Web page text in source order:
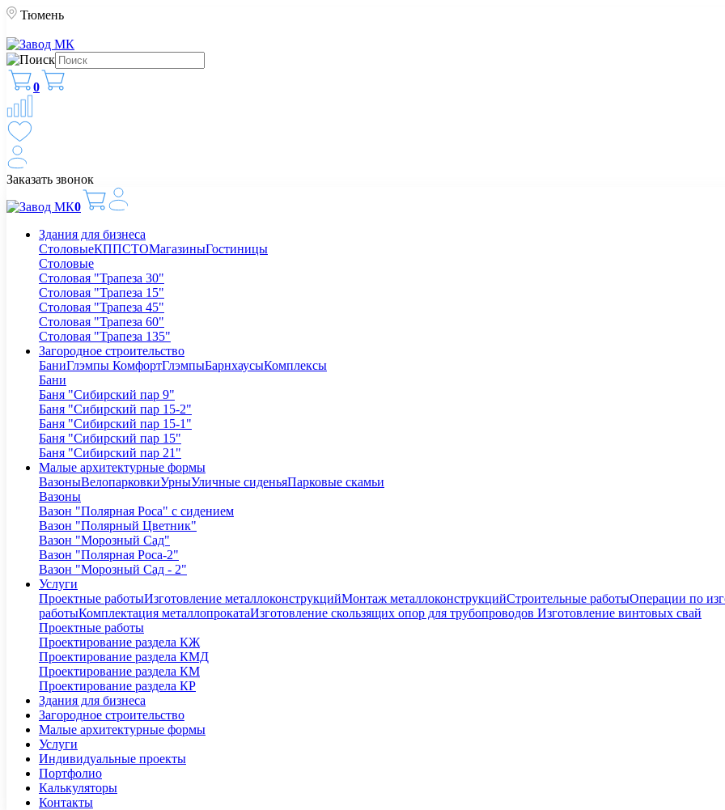
Тюмень
0
Заказать звонок
0
Здания для бизнеса
СтоловыеКППСТОМагазиныГостиницы
Столовые
Столовая "Трапеза 30"
Столовая "Трапеза 15"
Столовая "Трапеза 45"
Столовая "Трапеза 60"
Столовая "Трапеза 135"
Загородное строительство
БаниГлэмпы КомфортГлэмпыБарнхаусыКомплексы
Бани
Баня "Сибирский пар 9"
Баня "Сибирский пар 15-2"
Баня "Сибирский пар 15-1"
Баня "Сибирский пар 15"
Баня "Сибирский пар 21"
Малые архитектурные формы
ВазоныВелопарковкиУрныУличные сиденьяПарковые скамьи
Вазоны
Вазон "Полярная Роса" с сидением
Вазон "Полярный Цветник"
Вазон "Морозный Сад"
Вазон "Полярная Роса-2"
Вазон "Морозный Сад - 2"
Услуги
Проектные работыИзготовление металлоконструкцийМонтаж металлоконструкцийСтроительные работыОперации по
работыКомплектация металлопрокатаИзготовление скользящих опор для трубопроводов Изготовление винтовых свай
Проектные работы
Проектирование раздела КЖ
Проектирование раздела КМД
Проектирование раздела КМ
Проектирование раздела КР
Здания для бизнеса
Загородное строительство
Малые архитектурные формы
Услуги
Индивидуальные проекты
Портфолио
Калькуляторы
Контакты